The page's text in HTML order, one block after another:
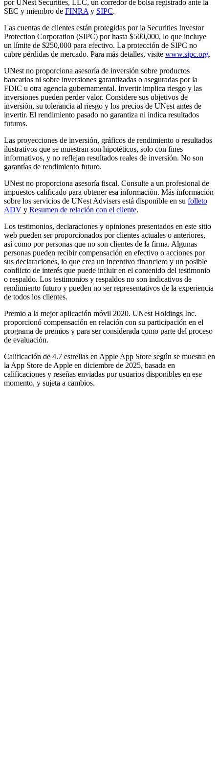
por UNest Securities, LLC, un corredor de bolsa registrado ante la
SEC y miembro de FINRA y SIPC.
Las cuentas de clientes están protegidas por la Securities Investor
Protection Corporation (SIPC) por hasta $500,000, lo que incluye
un límite de $250,000 para efectivo. La protección de SIPC no
cubre pérdidas de mercado. Para más detalles, visite www.sipc.org.
UNest no proporciona asesoría de inversión sobre productos
bancarios ni sobre inversiones garantizadas o aseguradas por la
FDIC u otra agencia gubernamental. Invertir implica riesgo y las
inversiones pueden perder valor. Considere sus objetivos de
inversión, su tolerancia al riesgo y los precios de UNest antes de
invertir. El rendimiento pasado no garantiza ni indica resultados
futuros.
Las proyecciones de inversión, gráficos de rendimiento o resultados
ilustrativos que se muestran son hipotéticos, solo con fines
informativos, y no reflejan resultados reales de inversión. No son
garantías de rendimiento futuro.
UNest no proporciona asesoría fiscal. Consulte a un profesional de
impuestos calificado para obtener esa información. Más información
sobre los servicios de UNest Advisers está disponible en su folleto
ADV y Resumen de relación con el cliente.
Los testimonios, declaraciones y opiniones presentados en este sitio
web pueden ser proporcionados por clientes actuales o anteriores,
así como por personas que no son clientes de la firma. Algunas
personas pueden recibir compensación en efectivo o acciones por
sus declaraciones, lo que crea un incentivo financiero y un posible
conflicto de interés que puede influir en el contenido del testimonio
o respaldo. Los testimonios y respaldos no son indicativos de
rendimiento futuro y pueden no ser representativos de la experiencia
de todos los clientes.
Premio a la mejor aplicación móvil 2020. UNest Holdings Inc.
proporcionó compensación en relación con su participación en el
programa de premios y para ser considerada como parte del proceso
de evaluación.
Calificación de 4.7 estrellas en Apple App Store según se muestra en
la App Store de Apple en diciembre de 2025, basada en
calificaciones y reseñas enviadas por usuarios disponibles en ese
momento, y sujeta a cambios.